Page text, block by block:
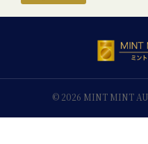
© 2026 MINT MINT